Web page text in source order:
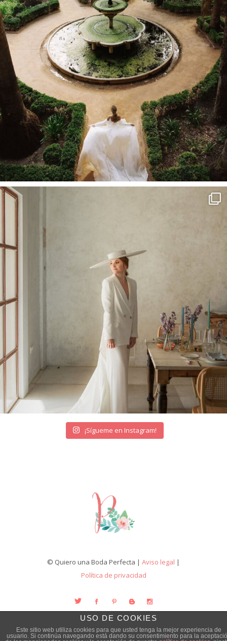
¡Sígueme en Instagram!
© Quiero una Boda Perfecta | Aviso legal |
Política de privacidad
USO DE COOKIES
Este sitio web utiliza cookies para que usted tenga la mejor experiencia de
usuario. Si continúa navegando está dando su consentimiento para la